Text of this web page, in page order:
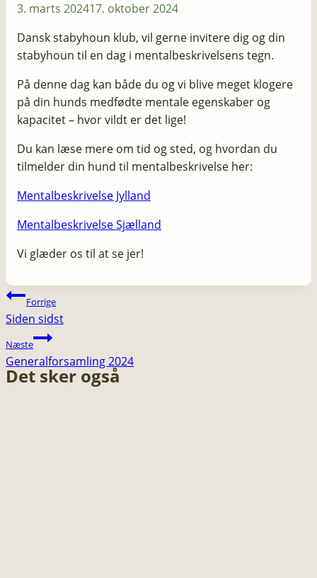
3. marts 202417. oktober 2024
Dansk stabyhoun klub, vil gerne invitere dig og din
stabyhoun til en dag i mentalbeskrivelsens tegn.
På denne dag kan både du og vi blive meget klogere
på din hunds medfødte mentale egenskaber og
kapacitet – hvor vildt er det lige!
​Du kan læse mere om tid og sted, og hvordan du
tilmelder din hund til mentalbeskrivelse her:
Mentalbeskrivelse Jylland
Mentalbeskrivelse Sjælland
Vi glæder os til at se jer!
Indlægsnavigation
Forrige
Siden sidst
Næste
Generalforsamling 2024
Det sker også